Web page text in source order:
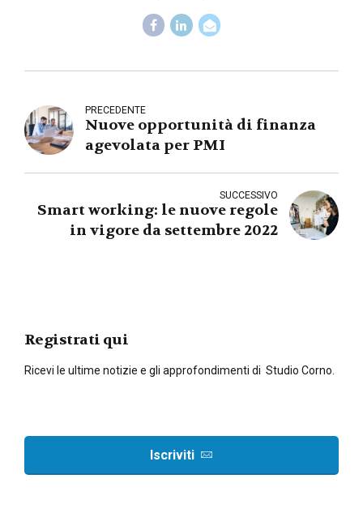
PRECEDENTE
Nuove opportunità di finanza
agevolata per PMI
SUCCESSIVO
Smart working: le nuove regole
in vigore da settembre 2022
Registrati qui
Ricevi le ultime notizie e gli approfondimenti di Studio Corno.
Iscriviti